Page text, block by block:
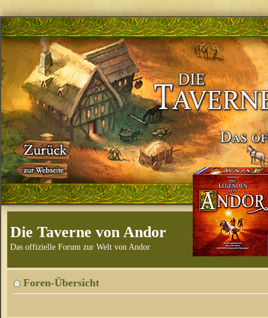
Die Taverne von Andor
Das offizielle Forum zur Welt von Andor
Foren-Übersicht